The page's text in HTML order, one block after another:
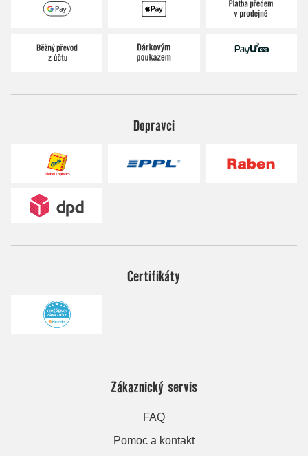
Dopravci
Certifikáty
Zákaznický servis
FAQ
Pomoc a kontakt